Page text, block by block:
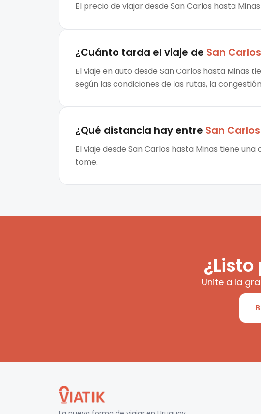
El precio de viajar desde San Carlos hasta
¿Cuánto tarda el viaje de San Carlos
El viaje en auto desde San Carlos hasta Minas
según las condiciones de las rutas, la
¿Qué distancia hay entre San Carlos
El viaje desde San Carlos hasta Minas tiene
tome.
Unite a la